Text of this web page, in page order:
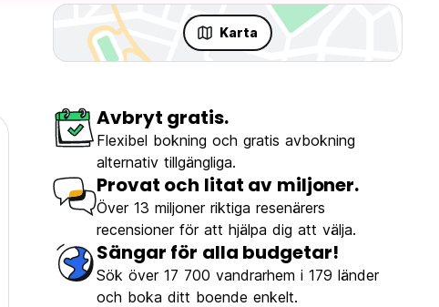
Karta
Avbryt gratis.
Flexibel bokning och gratis avbokning
alternativ tillgängliga.
Provat och litat av miljoner.
Över 13 miljoner riktiga resenärers
recensioner för att hjälpa dig att välja.
Sängar för alla budgetar!
Sök över 17 700 vandrarhem i 179 länder
och boka ditt boende enkelt.